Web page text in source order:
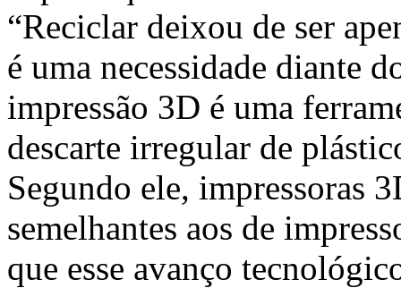
“Reciclar deixou de ser
é uma necessidade diante
impressão 3D é uma
descarte irregular de
Segundo ele, impressoras
semelhantes aos de
que esse avanço